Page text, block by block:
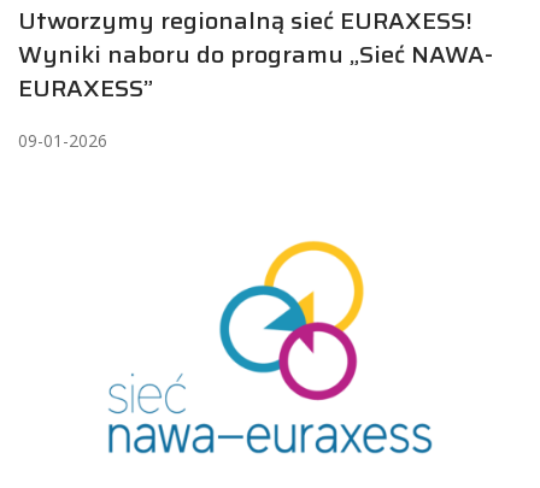
Utworzymy regionalną sieć EURAXESS!
Wyniki naboru do programu „Sieć NAWA-
EURAXESS”
09-01-2026